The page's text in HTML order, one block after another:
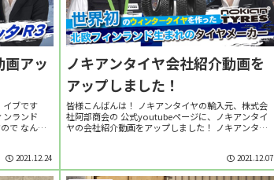
アッ
イブです
ランド
で なんだ
2021.12.24
ノキアンタイヤ会社紹介動画を
アップしました！
皆様こんばんは！ ノキアンタイヤの輸入元、株式会
社阿部商会の 公式youtubeページに、ノキアンタイ
ヤの会社紹介動画をアップしました！ ノキアンタイ
2021.12.07